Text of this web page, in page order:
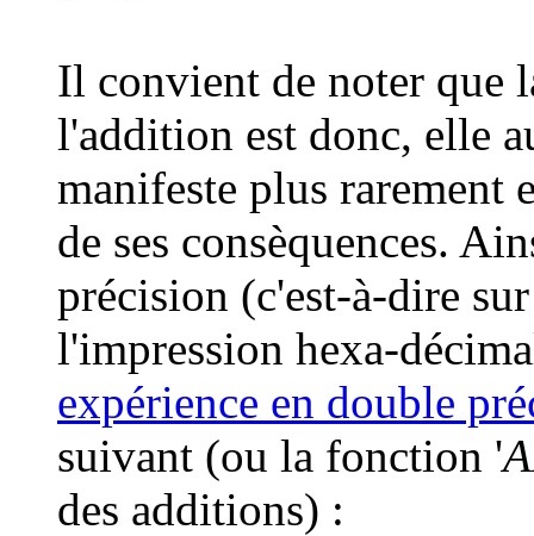
Il convient de noter que
l'addition est donc, elle
manifeste plus rarement
de ses consèquences.
précision (c'est-à-dire
l'impression hexa-
expérience en double
suivant (ou la fonction '
des additions) :